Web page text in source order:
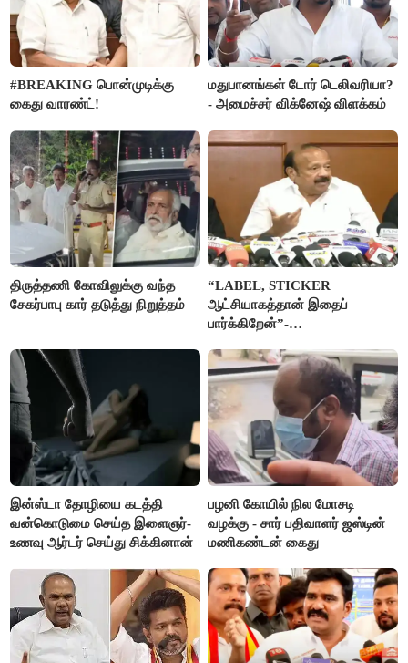
#BREAKING பொன்முடிக்கு
கைது வாரண்ட்!
மதுபானங்கள் டோர் டெலிவரியா?
- அமைச்சர் விக்னேஷ் விளக்கம்
திருத்தணி கோவிலுக்கு வந்த
சேகர்பாபு கார் தடுத்து நிறுத்தம்
“LABEL, STICKER
ஆட்சியாகத்தான் இதைப்
பார்க்கிறேன்”-
இன்ஸ்டா தோழியை கடத்தி
வன்கொடுமை செய்த இளைஞர்-
உணவு ஆர்டர் செய்து சிக்கினான்
பழனி கோயில் நில மோசடி
வழக்கு - சார் பதிவாளர் ஜஸ்டின்
மணிகண்டன் கைது